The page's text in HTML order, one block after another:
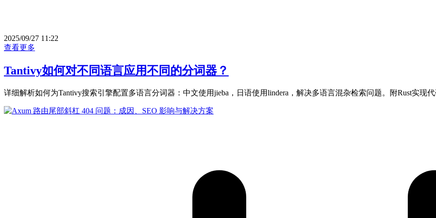
2025/09/27 11:22
查看更多
Tantivy如何对不同语言应用不同的分词器？
详细解析如何为Tantivy搜索引擎配置多语言分词器：中文使用jieba，日语使用lindera，解决多语言混杂检索问题。附Rust实现